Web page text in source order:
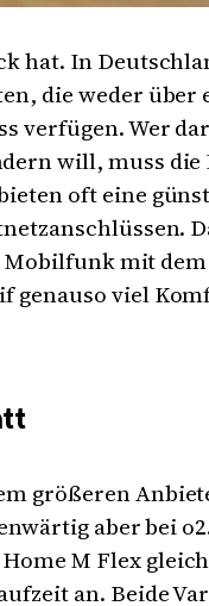
hat. In
die weder über
verfügen. Wer
will, muss
oft eine
Mobilfunk mit dem
genauso viel
größeren
aber bei
M Flex
an. Beide